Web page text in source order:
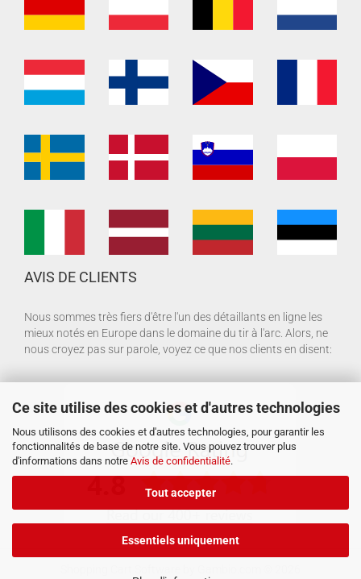
Ce site utilise des cookies et d'autres technologies
Nous utilisons des cookies et d'autres technologies, pour garantir les
fonctionnalités de base de notre site. Vous pouvez trouver plus
d'informations dans notre Avis de confidentialité.
Tout accepter
Essentiels uniquement
AVIS DE CLIENTS
Nous sommes très fiers d'être l'un des détaillants en ligne les
mieux notés en Europe dans le domaine du tir à l'arc. Alors, ne
nous croyez pas sur parole, voyez ce que nos clients en disent: